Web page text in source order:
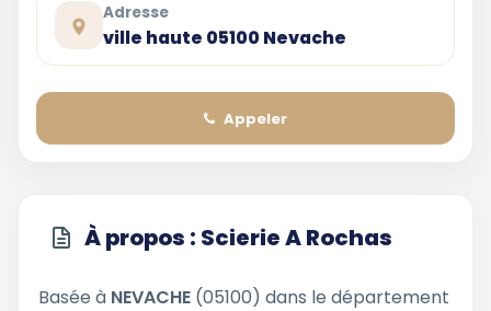
Adresse
ville haute 05100 Nevache
Appeler
À propos : Scierie A Rochas
Basée à NEVACHE (05100) dans le département